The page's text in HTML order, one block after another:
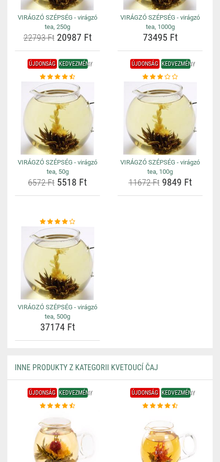
VIRÁGZÓ SZÉPSÉG - virágzó
tea, 250g
22793 Ft20987 Ft
VIRÁGZÓ SZÉPSÉG - virágzó
tea, 1000g
73495 Ft
ÚJDONSÁG KEDVEZMÉNY
VIRÁGZÓ SZÉPSÉG - virágzó
tea, 50g
6572 Ft 5518 Ft
ÚJDONSÁG KEDVEZMÉNY
VIRÁGZÓ SZÉPSÉG - virágzó
tea, 100g
11672 Ft9849 Ft
VIRÁGZÓ SZÉPSÉG - virágzó
tea, 500g
37174 Ft
INNE PRODUKTY Z KATEGORII KVETOUCÍ ČAJ
ÚJDONSÁG KEDVEZMÉNY ÚJDONSÁG KEDVEZMÉNY